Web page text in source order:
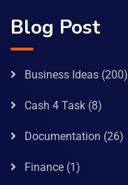
Blog Post
Business Ideas (200)
Cash 4 Task (8)
Documentation (26)
Finance (1)